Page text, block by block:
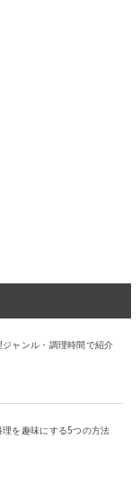
ャンル・調理時間で紹介
を趣味にする5つの方法